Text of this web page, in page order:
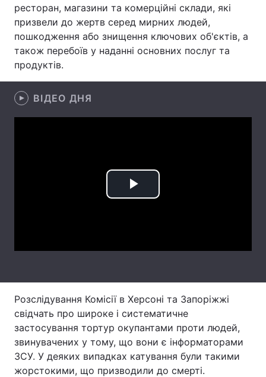
Екологія Регіони
Відео з Youtube Статті
Інтерв'ю
Тема оформлення
ресторан, магазини та комерційні склади, які
призвели до жертв серед мирних людей,
пошкодження або знищення ключових об'єктів, а
також перебоїв у наданні основних послуг та
продуктів.
ВІДЕО ДНЯ
Play
Розслідування Комісії в Херсоні та Запоріжжі
свідчать про широке і систематичне
застосування тортур окупантами проти людей,
звинувачених у тому, що вони є інформаторами
ЗСУ. У деяких випадках катування були такими
жорстокими, що призводили до смерті.